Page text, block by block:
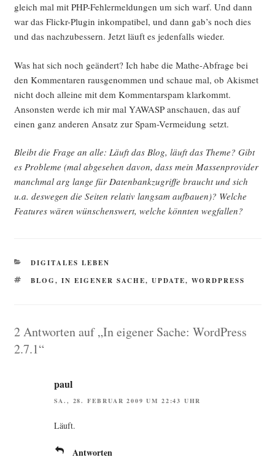
gleich mal mit PHP-Feh­ler­mel­dun­gen um sich warf. Und dann
war das Flickr-Plug­in inkom­pa­ti­bel, und dann gab’s noch dies
und das nach­zu­bes­sern. Jetzt läuft es jeden­falls wieder.
Was hat sich noch geän­dert? Ich habe die Mathe-Abfra­ge bei
den Kom­men­ta­ren raus­ge­nom­men und schaue mal, ob Akis­met
nicht doch allei­ne mit dem Kom­men­tar­spam klar­kommt.
Ansons­ten wer­de ich mir mal YAWASP anschau­en, das auf
einen ganz ande­ren Ansatz zur Spam-Ver­mei­dung setzt.
Bleibt die Fra­ge an alle: Läuft das Blog, läuft das The­me? Gibt
es Pro­ble­me (mal abge­se­hen davon, dass mein Mas­sen­pro­vi­der
manch­mal arg lan­ge für Daten­bank­zu­grif­fe braucht und sich
u.a. des­we­gen die Sei­ten rela­tiv lang­sam auf­bau­en)? Wel­che
Fea­tures wären wün­schens­wert, wel­che könn­ten wegfallen?
KATEGORIEN
DIGITALES LEBEN
SCHLAGWÖRTER
BLOG, IN EIGENER SACHE, UPDATE, WORDPRESS
2 Antworten auf „In eigener Sache: WordPress
2.7.1“
paul
SA., 28. FEBRUAR 2009 UM 22:43 UHR
Läuft.
Antworten